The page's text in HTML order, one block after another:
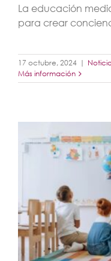
La educación
para crear
17 octubre, 2024 |
Más información